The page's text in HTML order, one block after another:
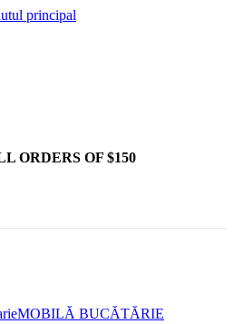
principal
ORDERS OF $150
MOBILĂ BUCĂTĂRIE